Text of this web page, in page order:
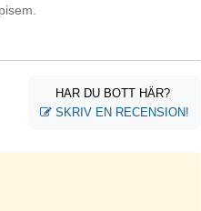
HAR DU BOTT HÄR?
SKRIV EN RECENSION!